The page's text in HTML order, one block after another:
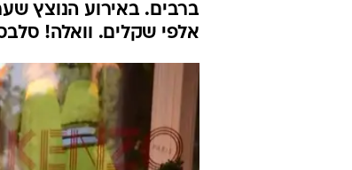
ברבים. באירוע הנוצץ
אלפי שקלים. וואלה!